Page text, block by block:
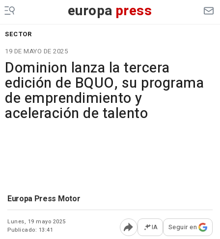
europa press
SECTOR
19 DE MAYO DE 2025
Dominion lanza la tercera
edición de BQUO, su programa
de emprendimiento y
aceleración de talento
Europa Press Motor
Lunes, 19 mayo 2025
Publicado: 13:41
Abrir opciones para
IA Seguir en